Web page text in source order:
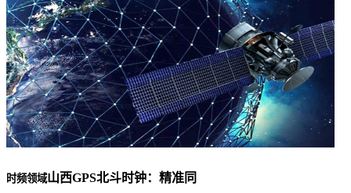
时频领域山西GPS北斗时钟：精准同